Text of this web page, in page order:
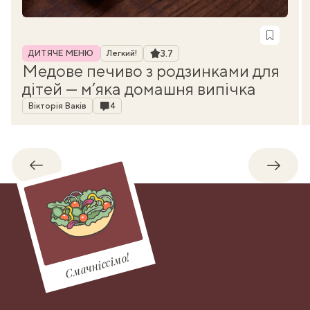
Рубрика
ДИТЯЧЕ МЕНЮ Легкий! Рейтинг
3.7
Медове печиво з родзинками для
дітей — м’яка домашня випічка
Автор
Вікторія Ваків Коментарі
4
Назад
Смачніссімо!